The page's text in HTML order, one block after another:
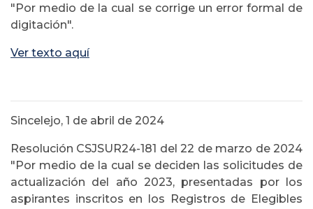
"Por medio de la cual se corrige un error formal de
digitación".
Ver texto aquí
Sincelejo, 1 de abril de 2024
Resolución CSJSUR24-181 del 22 de marzo de 2024
"Por medio de la cual se deciden las solicitudes de
actualización del año 2023, presentadas por los
aspirantes inscritos en los Registros de Elegibles